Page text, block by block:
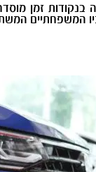
זמן
המשפחתיים